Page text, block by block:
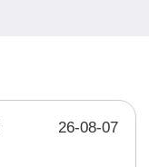
26-08-07